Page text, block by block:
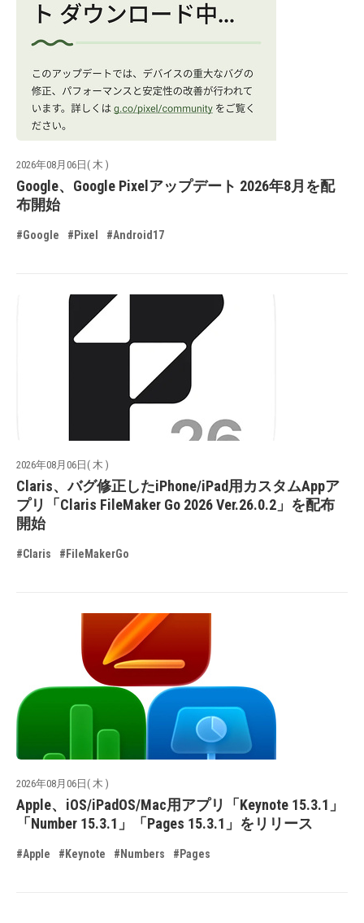
2026年08月06日( 木 )
Google、Google Pixelアップデート 2026年8月を配
布開始
#Google #Pixel #Android17
2026年08月06日( 木 )
Claris、バグ修正したiPhone/iPad用カスタムAppア
プリ「Claris FileMaker Go 2026 Ver.26.0.2」を配布
開始
#Claris #FileMakerGo
2026年08月06日( 木 )
Apple、iOS/iPadOS/Mac用アプリ「Keynote 15.3.1」
「Number 15.3.1」「Pages 15.3.1」をリリース
#Apple #Keynote #Numbers #Pages